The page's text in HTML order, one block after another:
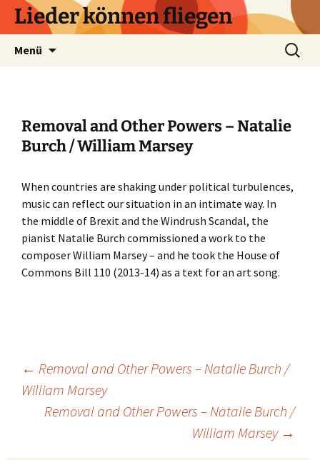
Zum
InhaltLieder können fliegen
Menü
Suchen
nach:
Removal and Other Powers – Natalie
Burch / William Marsey
When countries are shaking under political turbulences,
music can reflect our situation in an intimate way. In
the middle of Brexit and the Windrush Scandal, the
pianist Natalie Burch commissioned a work to the
composer William Marsey – and he took the House of
Commons Bill 110 (2013-14) as a text for an art song.
Beitragsnavigation
← Removal and Other Powers – Natalie Burch /
William Marsey
Removal and Other Powers – Natalie Burch /
William Marsey →